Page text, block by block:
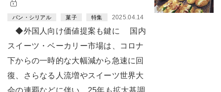
パン・シリアル 菓子 特集 2025.04.14
◆外国人向け価値提案も鍵に 国内
スイーツ・ベーカリー市場は、コロナ
下からの一時的な大幅減から急速に回
復、さらなる人流増やスイーツ世界大
会の連覇などに伴い、25年も拡大基調